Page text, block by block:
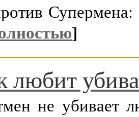
]
любит
не убивает